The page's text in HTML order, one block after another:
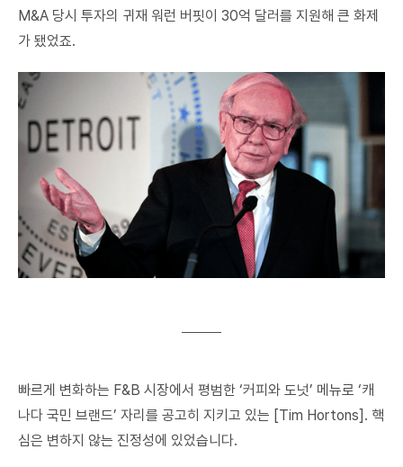
M&A 당시 투자의 귀재 워런 버핏이 30억 달러를 지원해 큰 화제
가 됐었죠.
빠르게 변화하는 F&B 시장에서 평범한 ‘커피와 도넛’ 메뉴로 ‘캐
나다 국민 브랜드’ 자리를 공고히 지키고 있는 [Tim Hortons]. 핵
심은 변하지 않는 진정성에 있었습니다.